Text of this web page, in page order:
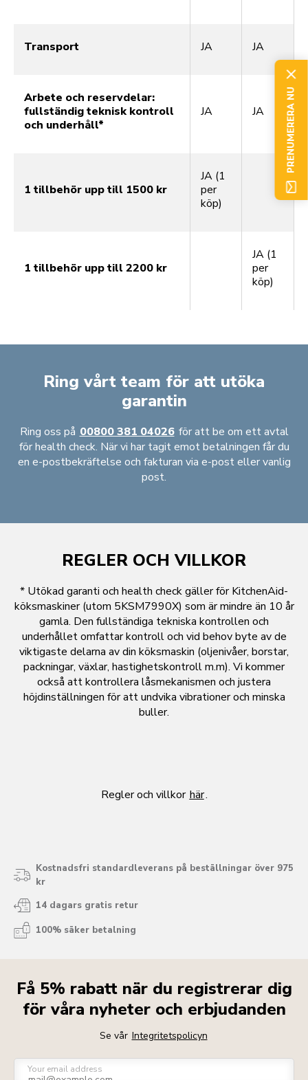
Transport JA JA
Arbete och reservdelar:
fullständig teknisk kontroll
och underhåll*
JA JA
1 tillbehör upp till 1500 kr
JA (1
per
köp)
1 tillbehör upp till 2200 kr
JA (1
per
köp)
Ring vårt team för att utöka
garantin
Ring oss på 00800 381 04026 för att be om ett avtal
för health check. När vi har tagit emot betalningen får du
en e-postbekräftelse och fakturan via e-post eller vanlig
post.
REGLER OCH VILLKOR
* Utökad garanti och health check gäller för KitchenAid-
köksmaskiner (utom 5KSM7990X) som är mindre än 10 år
gamla. Den fullständiga tekniska kontrollen och
underhållet omfattar kontroll och vid behov byte av de
viktigaste delarna av din köksmaskin (oljenivåer, borstar,
packningar, växlar, hastighetskontroll m.m). Vi kommer
också att kontrollera låsmekanismen och justera
höjdinställningen för att undvika vibrationer och minska
buller.
Regler och villkor här.
Kostnadsfri standardleverans på beställningar över 975
kr
14 dagars gratis retur
100% säker betalning
Få 5% rabatt när du registrerar dig
för våra nyheter och erbjudanden
Se vår Integritetspolicyn
Your email address
PRENUMERERA NU